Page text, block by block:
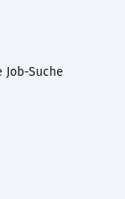
Suche